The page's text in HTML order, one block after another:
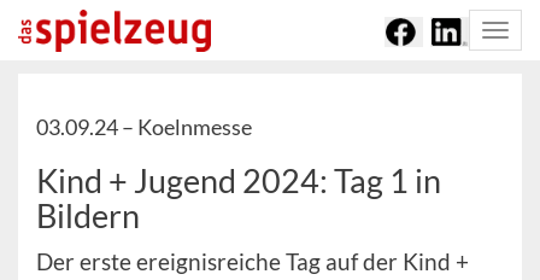
03.09.24 – Koelnmesse
Kind + Jugend 2024: Tag 1 in
Bildern
Der erste ereignisreiche Tag auf der Kind +